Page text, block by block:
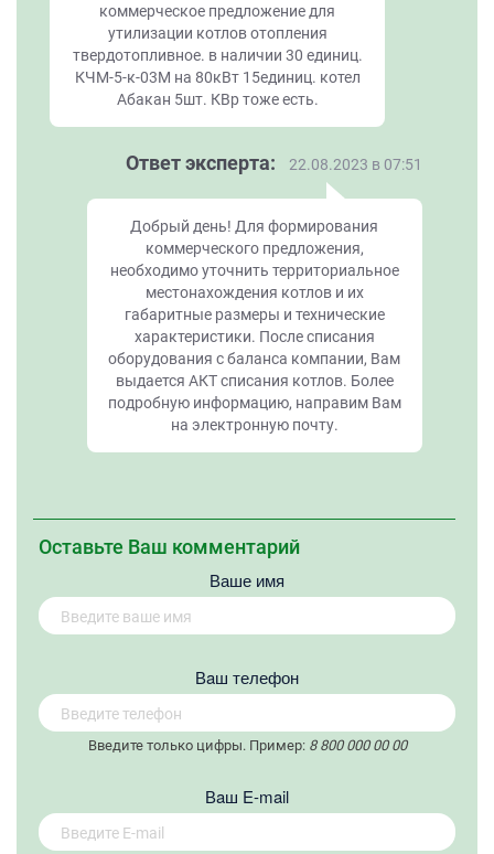
коммерческое предложение для
утилизации котлов отопления
твердотопливное. в наличии 30 единиц.
КЧМ-5-к-03М на 80кВт 15единиц. котел
Абакан 5шт. КВр тоже есть.
Ответ эксперта: 22.08.2023 в 07:51
Добрый день! Для формирования
коммерческого предложения,
необходимо уточнить территориальное
местонахождения котлов и их
габаритные размеры и технические
характеристики. После списания
оборудования с баланса компании, Вам
выдается АКТ списания котлов. Более
подробную информацию, направим Вам
на электронную почту.
Оставьте Ваш комментарий
Ваше имя
Вaш телефон
Введите только цифры. Пример: 8 800 000 00 00
Вaш E-mail